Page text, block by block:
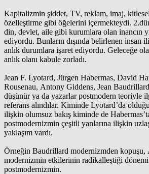
Kapitalizmin şiddet, TV, reklam, imaj,
özelleştirme gibi öğelerini içermekteydi.
din, devlet, aile gibi kurumlara olan inancın
ediyordu. Bunların dışında belirlenen insan
anlık durumlara işaret ediyordu. Geleceğe
anlık olanı kabule zorladı.
Jean F. Lyotard, Jürgen Habermas, David
Rousenau, Antony Giddens, Jean
düşünür ya da yazarlar postmodern teoriyle
referans alındılar. Kiminde Lyotard’da
ilişkin olumsuz bakış kiminde de
postmodernizmin çeşitli yanlarına ilişkin
yaklaşım vardı.
Örneğin Baudrillard modernizmden kopuşu,
modernizmin etkilerinin radikalleştiği
postmodernizmin.